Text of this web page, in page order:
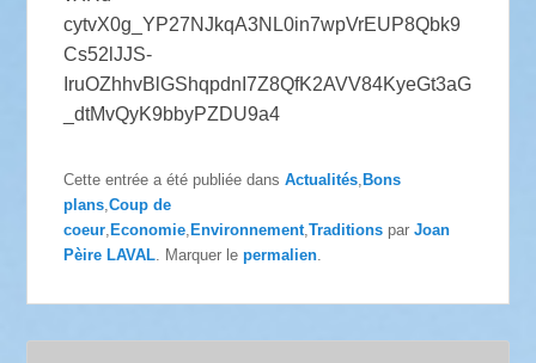
Cette entrée a été publiée dansActualités Bons
plans ,Coup de
coeur Economie Environnement ,Traditions parJoan
Pèire LAVAL . Marquer lepermalien